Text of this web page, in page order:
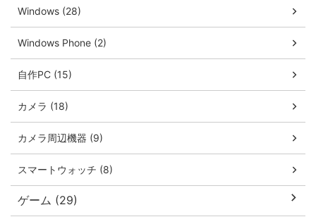
Windows (28)
Windows Phone (2)
自作PC (15)
カメラ (18)
カメラ周辺機器 (9)
スマートウォッチ (8)
ゲーム (29)